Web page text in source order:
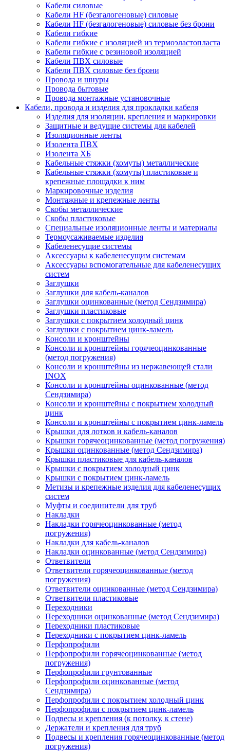
Кабели силовые
Кабели HF (безгалогеновые) силовые
Кабели HF (безгалогеновые) силовые без брони
Кабели гибкие
Кабели гибкие с изоляцией из термоэластопласта
Кабели гибкие с резиновой изоляцией
Кабели ПВХ силовые
Кабели ПВХ силовые без брони
Провода и шнуры
Провода бытовые
Провода монтажные установочные
Кабели, провода и изделия для прокладки кабеля
Изделия для изоляции, крепления и маркировки
Защитные и ведущие системы для кабелей
Изоляционные ленты
Изолента ПВХ
Изолента ХБ
Кабельные стяжки (хомуты) металлические
Кабельные стяжки (хомуты) пластиковые и
крепежные площадки к ним
Маркировочные изделия
Монтажные и крепежные ленты
Скобы металлические
Скобы пластиковые
Специальные изоляционные ленты и материалы
Термоусаживаемые изделия
Кабеленесущие системы
Аксессуары к кабеленесущим системам
Аксессуары вспомогательные для кабеленесущих
систем
Заглушки
Заглушки для кабель-каналов
Заглушки оцинкованные (метод Сендзимира)
Заглушки пластиковые
Заглушки с покрытием холодный цинк
Заглушки с покрытием цинк-ламель
Консоли и кронштейны
Консоли и кронштейны горячеоцинкованные
(метод погружения)
Консоли и кронштейны из нержавеющей стали
INOX
Консоли и кронштейны оцинкованные (метод
Сендзимира)
Консоли и кронштейны с покрытием холодный
цинк
Консоли и кронштейны с покрытием цинк-ламель
Крышки для лотков и кабель-каналов
Крышки горячеоцинкованные (метод погружения)
Крышки оцинкованные (метод Сендзимира)
Крышки пластиковые для кабель-каналов
Крышки с покрытием холодный цинк
Крышки с покрытием цинк-ламель
Метизы и крепежные изделия для кабеленесущих
систем
Муфты и соединители для труб
Накладки
Накладки горячеоцинкованные (метод
погружения)
Накладки для кабель-каналов
Накладки оцинкованные (метод Сендзимира)
Ответвители
Ответвители горячеоцинкованные (метод
погружения)
Ответвители оцинкованные (метод Сендзимира)
Ответвители пластиковые
Переходники
Переходники оцинкованные (метод Сендзимира)
Переходники пластиковые
Переходники с покрытием цинк-ламель
Перфопрофили
Перфопрофили горячеоцинкованные (метод
погружения)
Перфопрофили грунтованные
Перфопрофили оцинкованные (метод
Сендзимира)
Перфопрофили с покрытием холодный цинк
Перфопрофили с покрытием цинк-ламель
Подвесы и крепления (к потолку, к стене)
Держатели и крепления для труб
Подвесы и крепления горячеоцинкованные (метод
погружения)